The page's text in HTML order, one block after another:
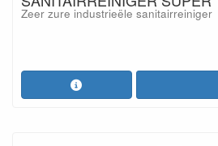
Zeer zure industrieële sanitairreiniger